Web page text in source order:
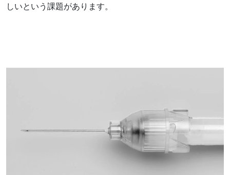
しいという課題があります。